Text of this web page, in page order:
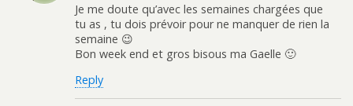
Je me doute qu’avec les semaines chargées que
tu as , tu dois prévoir pour ne manquer de rien la
semaine 😉
Bon week end et gros bisous ma Gaelle 🙂
Reply